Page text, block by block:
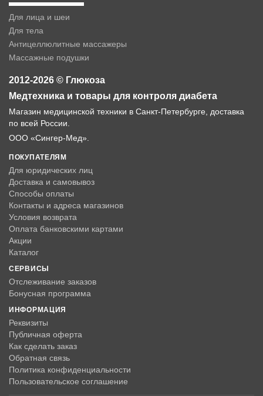
Для лица и шеи
Для тела
Антицеллюлитные массажеры
Массажные подушки
2012-2026 © Глюкоза
Медтехника и товары для контроля диабета
Магазин медицинской техники в Санкт-Петербурге, доставка
по всей России.
ООО «Сингер-Мед».
ПОКУПАТЕЛЯМ
Для юридических лиц
Доставка и самовывоз
Способы оплаты
Контакты и адреса магазинов
Условия возврата
Оплата банковскими картами
Акции
Каталог
СЕРВИСЫ
Отслеживание заказов
Бонусная программа
ИНФОРМАЦИЯ
Реквизиты
Публичная оферта
Как сделать заказ
Обратная связь
Политика конфиденциальности
Пользовательское соглашение